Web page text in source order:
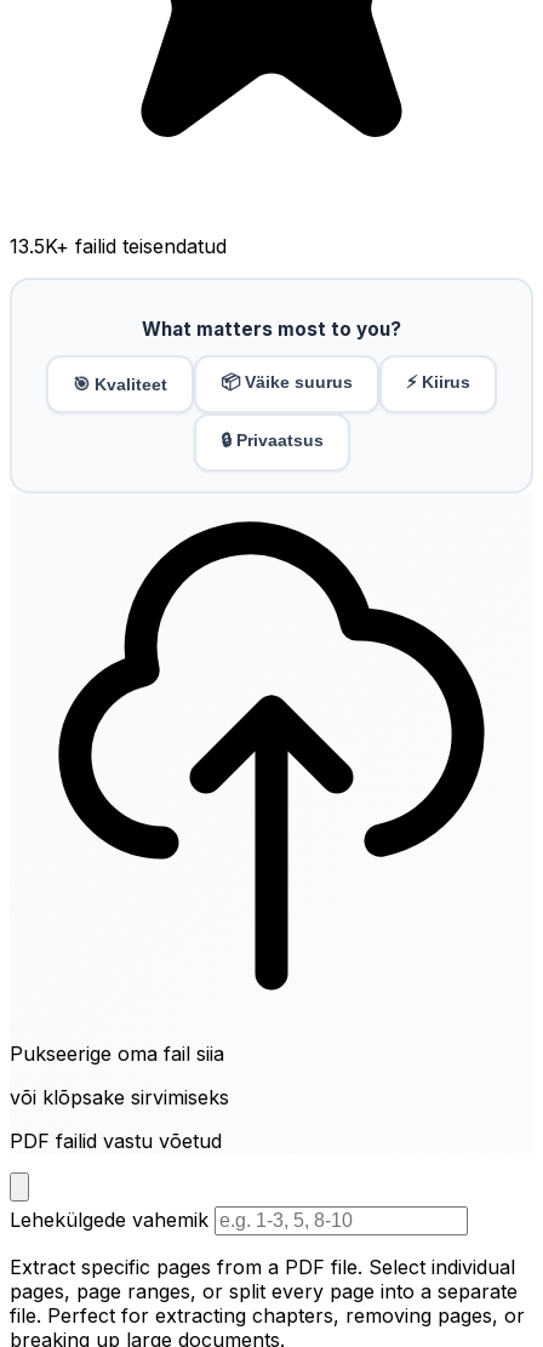
13.5K+ failid teisendatud
What matters most to you?
🎯 Kvaliteet 📦 Väike suurus ⚡ Kiirus
🔒 Privaatsus
Pukseerige oma fail siia
või klõpsake sirvimiseks
PDF failid vastu võetud
Lehekülgede vahemik
Extract specific pages from a PDF file. Select individual
pages, page ranges, or split every page into a separate
file. Perfect for extracting chapters, removing pages, or
breaking up large documents.